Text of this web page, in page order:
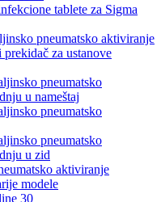
tablete za Sigma
pneumatsko aktiviranje
za ustanove
pneumatsko
u nameštaj
pneumatsko
pneumatsko
u zid
aktiviranje
modele
30